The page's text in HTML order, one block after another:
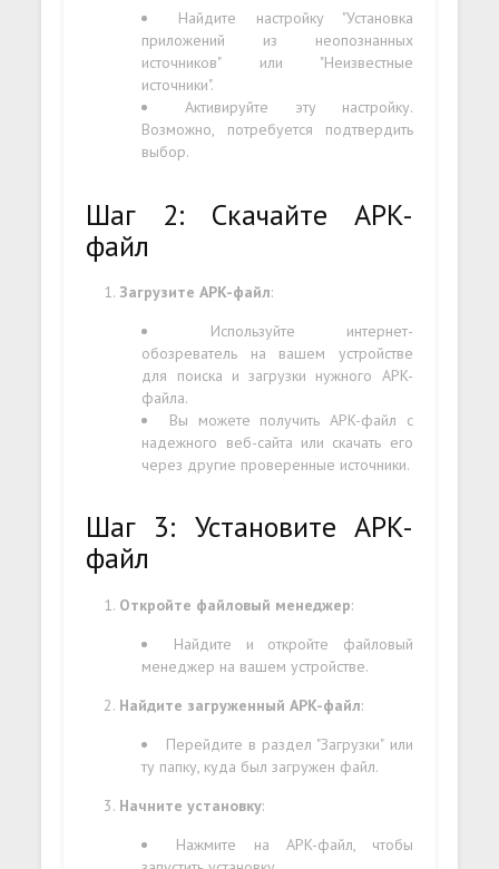
Найдите настройку "Установка
приложений из неопознанных
источников" или "Неизвестные
источники".
Активируйте эту настройку.
Возможно, потребуется подтвердить
выбор.
Шаг 2: Скачайте APK-
файл
Загрузите APK-файл:
Используйте интернет-
обозреватель на вашем устройстве
для поиска и загрузки нужного APK-
файла.
Вы можете получить APK-файл с
надежного веб-сайта или скачать его
через другие проверенные источники.
Шаг 3: Установите APK-
файл
Откройте файловый менеджер:
Найдите и откройте файловый
менеджер на вашем устройстве.
Найдите загруженный APK-файл:
Перейдите в раздел "Загрузки" или
ту папку, куда был загружен файл.
Начните установку:
Нажмите на APK-файл, чтобы